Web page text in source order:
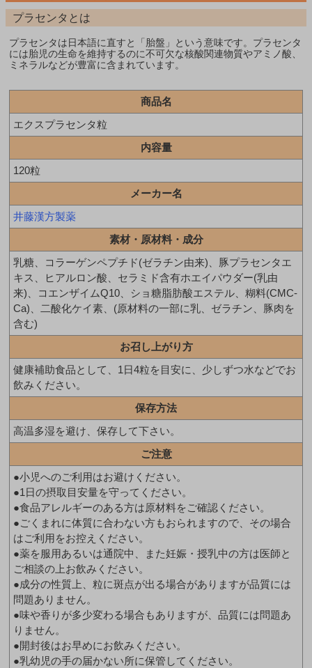
プラセンタとは
プラセンタは日本語に直すと「胎盤」という意味です。プラセンタ
には胎児の生命を維持するのに不可欠な核酸関連物質やアミノ酸、
ミネラルなどが豊富に含まれています。
商品名
エクスプラセンタ粒
内容量
120粒
メーカー名
井藤漢方製薬
素材・原材料・成分
乳糖、コラーゲンペプチド(ゼラチン由来)、豚プラセンタエ
キス、ヒアルロン酸、セラミド含有ホエイパウダー(乳由
来)、コエンザイムQ10、ショ糖脂肪酸エステル、糊料(CMC-
Ca)、二酸化ケイ素、(原材料の一部に乳、ゼラチン、豚肉を
含む)
お召し上がり方
健康補助食品として、1日4粒を目安に、少しずつ水などでお
飲みください。
保存方法
高温多湿を避け、保存して下さい。
ご注意
●小児へのご利用はお避けください。
●1日の摂取目安量を守ってください。
●食品アレルギーのある方は原材料をご確認ください。
●ごくまれに体質に合わない方もおられますので、その場合
はご利用をお控えください。
●薬を服用あるいは通院中、また妊娠・授乳中の方は医師と
ご相談の上お飲みください。
●成分の性質上、粒に斑点が出る場合がありますが品質には
問題ありません。
●味や香りが多少変わる場合もありますが、品質には問題あ
りません。
●開封後はお早めにお飲みください。
●乳幼児の手の届かない所に保管してください。